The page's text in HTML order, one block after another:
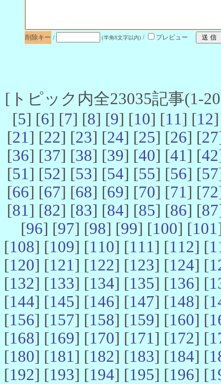
削除キー / (半角8文字以内) / プレビュー
[トピック内全23035記事(1-
[5] [6] [7] [8] [9] [10] [11] [12
[21] [22] [23] [24] [25] [26] [27
[36] [37] [38] [39] [40] [41] [42
[51] [52] [53] [54] [55] [56] [57
[66] [67] [68] [69] [70] [71] [72
[81] [82] [83] [84] [85] [86] [87
[96] [97] [98] [99] [100] [101
[108] [109] [110] [111] [112] [
[120] [121] [122] [123] [124] [
[132] [133] [134] [135] [136] [
[144] [145] [146] [147] [148] [
[156] [157] [158] [159] [160] [
[168] [169] [170] [171] [172] [
[180] [181] [182] [183] [184] [
[192] [193] [194] [195] [196] [